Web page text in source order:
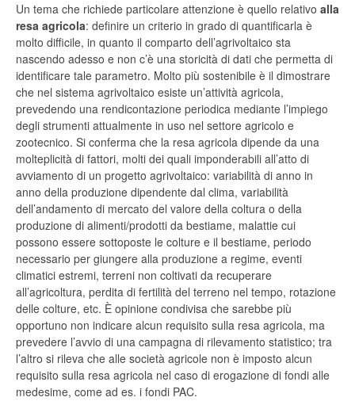
Un tema che richiede particolare attenzione è quello relativo alla
resa agricola: definire un criterio in grado di quantificarla è
molto difficile, in quanto il comparto dell’agrivoltaico sta
nascendo adesso e non c’è una storicità di dati che permetta di
identificare tale parametro. Molto più sostenibile è il dimostrare
che nel sistema agrivoltaico esiste un’attività agricola,
prevedendo una rendicontazione periodica mediante l’impiego
degli strumenti attualmente in uso nel settore agricolo e
zootecnico. Si conferma che la resa agricola dipende da una
molteplicità di fattori, molti dei quali imponderabili all’atto di
avviamento di un progetto agrivoltaico: variabilità di anno in
anno della produzione dipendente dal clima, variabilità
dell’andamento di mercato del valore della coltura o della
produzione di alimenti/prodotti da bestiame, malattie cui
possono essere sottoposte le colture e il bestiame, periodo
necessario per giungere alla produzione a regime, eventi
climatici estremi, terreni non coltivati da recuperare
all’agricoltura, perdita di fertilità del terreno nel tempo, rotazione
delle colture, etc. È opinione condivisa che sarebbe più
opportuno non indicare alcun requisito sulla resa agricola, ma
prevedere l’avvio di una campagna di rilevamento statistico; tra
l’altro si rileva che alle società agricole non è imposto alcun
requisito sulla resa agricola nel caso di erogazione di fondi alle
medesime, come ad es. i fondi PAC.